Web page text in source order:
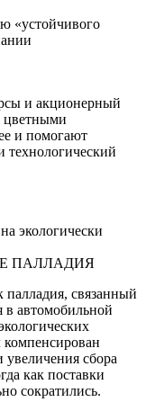
«устойчивого
и акционерный
цветными
и помогают
технологический
экологически
ПАЛЛАДИЯ
палладия, связанный
в автомобильной
увеличения сбора
как поставки
сократились.